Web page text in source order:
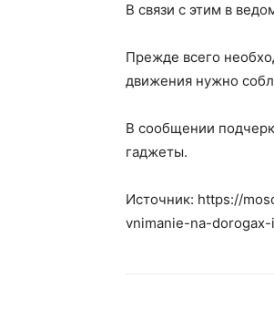
В связи с этим в
Прежде всего
движения нужно
В сообщении
гаджеты.
Источник: https://
vnimanie-na-